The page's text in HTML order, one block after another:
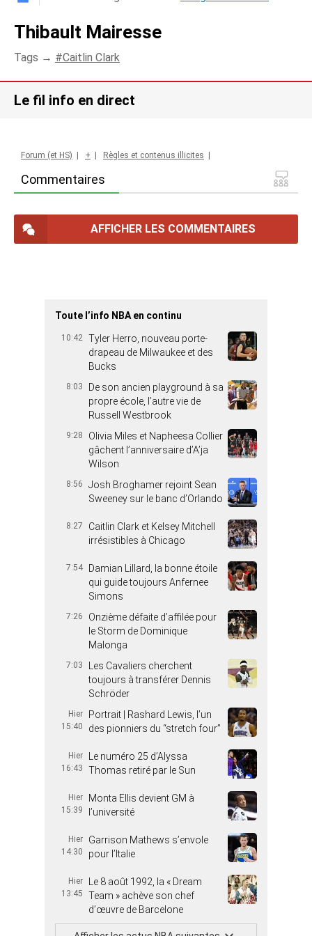
Thibault Mairesse
Tags → Caitlin Clark
Le fil info en direct
Commentaires
Forum (et HS) + Règles et contenus illicites
AFFICHER LES COMMENTAIRES
Toute l’info NBA en continu
10:42 Tyler Herro, nouveau porte-
drapeau de Milwaukee et des
Bucks
8:03
De son ancien playground à sa
propre école, l’autre vie de
Russell Westbrook
9:28
Olivia Miles et Napheesa Collier
gâchent l’anniversaire d’A’ja
Wilson
8:56
Josh Broghamer rejoint Sean
Sweeney sur le banc d’Orlando
8:27
Caitlin Clark et Kelsey Mitchell
irrésistibles à Chicago
7:54
Damian Lillard, la bonne étoile
qui guide toujours Anfernee
Simons
7:26
Onzième défaite d’affilée pour
le Storm de Dominique
Malonga
7:03
Les Cavaliers cherchent
toujours à transférer Dennis
Schröder
Hier
15:40
Portrait | Rashard Lewis, l’un
des pionniers du “stretch four”
Hier
16:43
Le numéro 25 d’Alyssa
Thomas retiré par le Sun
Hier
15:39
Monta Ellis devient GM à
l’université
Hier
14:30
Garrison Mathews s’envole
pour l’Italie
Hier
13:45
Le 8 août 1992, la « Dream
Team » achève son chef
d’œuvre de Barcelone